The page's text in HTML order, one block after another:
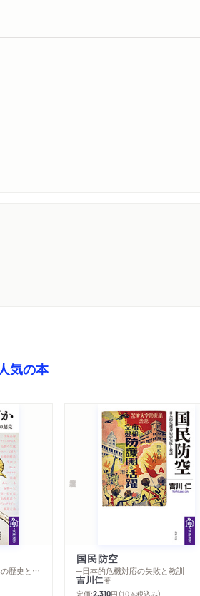
10章 重要条文・憲法二四条はなぜ狙
18章 創価学会・公明党の自民党「内棲
ナリスト)
20章 幸福の科学=幸福実現党――そ
(ジャーナリスト)
21章 「宗教の右傾化」はどこにある
ら 塚田穂高(宗教社会学者)
わりに 塚田穂高
気の本
─科学的生命観、２６００年の歴史とその超克
国民防空
─日本的危機対応の失敗と教訓
吉川仁著
定価:2,310円 （10％税込み）